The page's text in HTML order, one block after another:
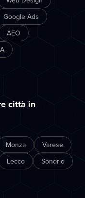
Google Ads
AEO
città in
Monza
Varese
Lecco
Sondrio